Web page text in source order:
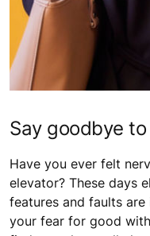
Say goodbye
Have you ever felt
elevator? These days
features and faults
your fear for good